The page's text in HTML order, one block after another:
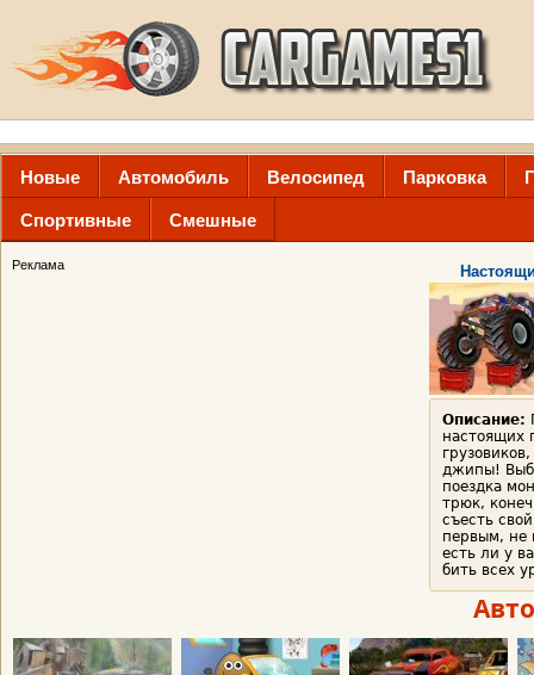
Новые Автомобиль Велосипед Парковка
Спортивные Смешные
Реклама
Описание:
настоящих
джипы!
поездка
трюк,
съесть
первым, не
есть ли у
бить всех